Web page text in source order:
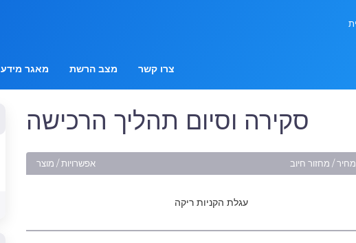
מאגר מידע מצב הרשת צרו קשר
סקירה וסיום תהליך הרכישה
אפשרויות / מוצר מחיר / מחזור חיוב
עגלת הקניות ריקה